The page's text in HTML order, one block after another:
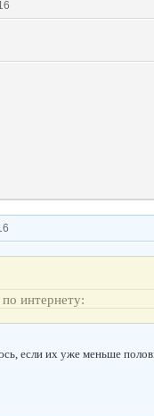
интернету:
если их уже меньше